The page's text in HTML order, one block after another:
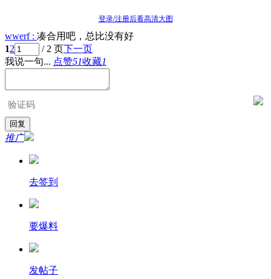
登录/注册后看高清大图
wwerf : 凑合用吧，总比没有好
12 / 2 页下一页
我说一句... 点赞51收藏1
推广
去签到
要爆料
发帖子